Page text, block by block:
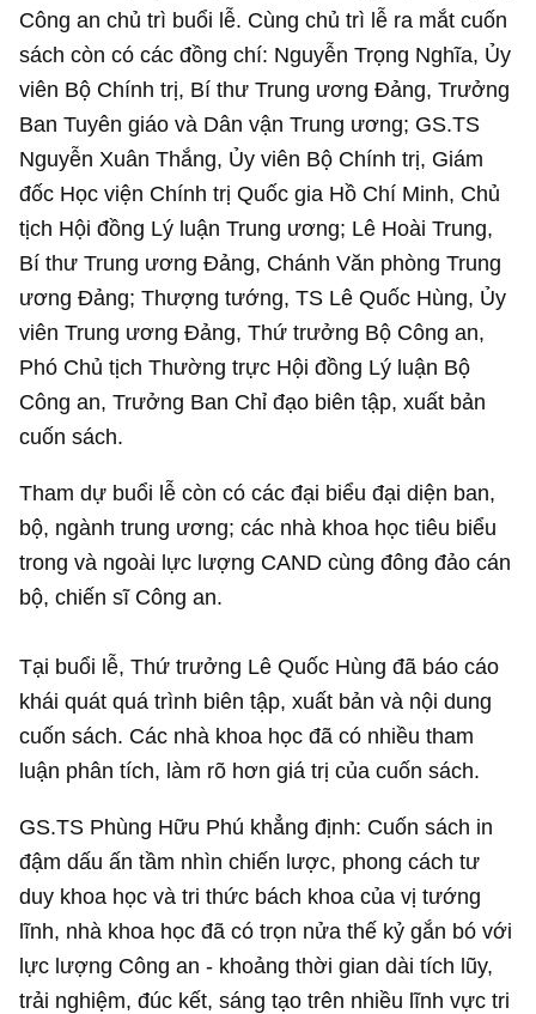
Công an chủ trì buổi lễ. Cùng chủ trì lễ ra mắt cuốn
sách còn có các đồng chí: Nguyễn Trọng Nghĩa, Ủy
viên Bộ Chính trị, Bí thư Trung ương Đảng, Trưởng
Ban Tuyên giáo và Dân vận Trung ương; GS.TS
Nguyễn Xuân Thắng, Ủy viên Bộ Chính trị, Giám
đốc Học viện Chính trị Quốc gia Hồ Chí Minh, Chủ
tịch Hội đồng Lý luận Trung ương; Lê Hoài Trung,
Bí thư Trung ương Đảng, Chánh Văn phòng Trung
ương Đảng; Thượng tướng, TS Lê Quốc Hùng, Ủy
viên Trung ương Đảng, Thứ trưởng Bộ Công an,
Phó Chủ tịch Thường trực Hội đồng Lý luận Bộ
Công an, Trưởng Ban Chỉ đạo biên tập, xuất bản
cuốn sách.
Tham dự buổi lễ còn có các đại biểu đại diện ban,
bộ, ngành trung ương; các nhà khoa học tiêu biểu
trong và ngoài lực lượng CAND cùng đông đảo cán
bộ, chiến sĩ Công an.
Tại buổi lễ, Thứ trưởng Lê Quốc Hùng đã báo cáo
khái quát quá trình biên tập, xuất bản và nội dung
cuốn sách. Các nhà khoa học đã có nhiều tham
luận phân tích, làm rõ hơn giá trị của cuốn sách.
GS.TS Phùng Hữu Phú khẳng định: Cuốn sách in
đậm dấu ấn tầm nhìn chiến lược, phong cách tư
duy khoa học và tri thức bách khoa của vị tướng
lĩnh, nhà khoa học đã có trọn nửa thế kỷ gắn bó với
lực lượng Công an - khoảng thời gian dài tích lũy,
trải nghiệm, đúc kết, sáng tạo trên nhiều lĩnh vực tri